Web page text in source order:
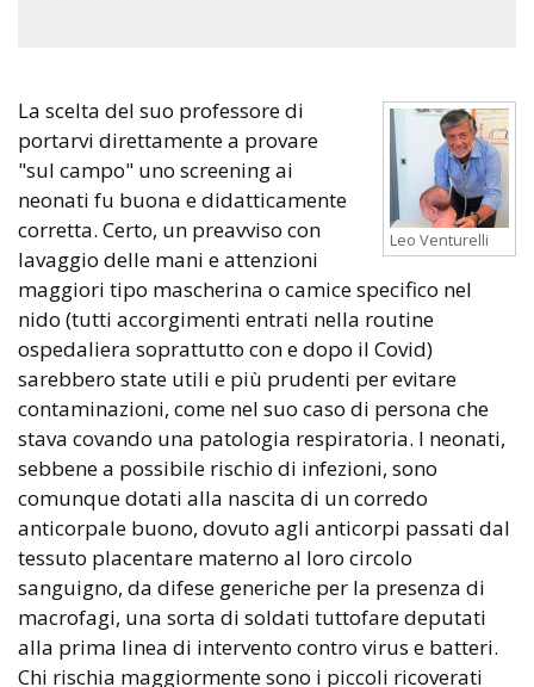
Leo Venturelli
La scelta del suo professore di
portarvi direttamente a provare
"sul campo" uno screening ai
neonati fu buona e didatticamente
corretta. Certo, un preavviso con
lavaggio delle mani e attenzioni
maggiori tipo mascherina o camice specifico nel
nido (tutti accorgimenti entrati nella routine
ospedaliera soprattutto con e dopo il Covid)
sarebbero state utili e più prudenti per evitare
contaminazioni, come nel suo caso di persona che
stava covando una patologia respiratoria. I neonati,
sebbene a possibile rischio di infezioni, sono
comunque dotati alla nascita di un corredo
anticorpale buono, dovuto agli anticorpi passati dal
tessuto placentare materno al loro circolo
sanguigno, da difese generiche per la presenza di
macrofagi, una sorta di soldati tuttofare deputati
alla prima linea di intervento contro virus e batteri.
Chi rischia maggiormente sono i piccoli ricoverati